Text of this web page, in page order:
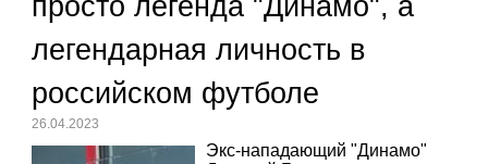
легендарная личность в
российском футболе
26.04.2023
Экс-нападающий "Динамо"